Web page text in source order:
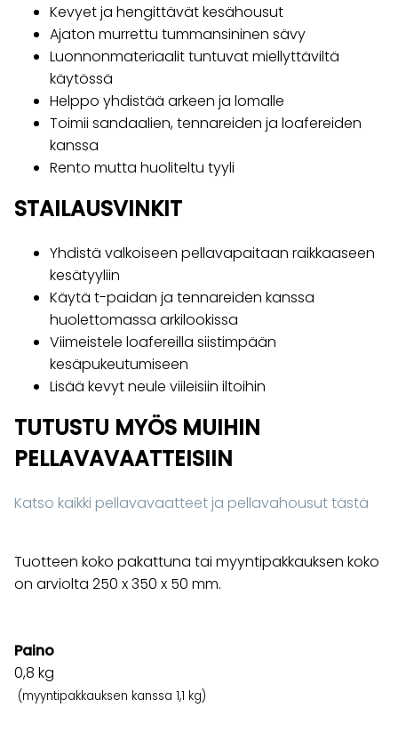
Kevyet ja hengittävät kesähousut
Ajaton murrettu tummansininen sävy
Luonnonmateriaalit tuntuvat miellyttäviltä
käytössä
Helppo yhdistää arkeen ja lomalle
Toimii sandaalien, tennareiden ja loafereiden
kanssa
Rento mutta huoliteltu tyyli
STAILAUSVINKIT
Yhdistä valkoiseen pellavapaitaan raikkaaseen
kesätyyliin
Käytä t-paidan ja tennareiden kanssa
huolettomassa arkilookissa
Viimeistele loafereilla siistimpään
kesäpukeutumiseen
Lisää kevyt neule viileisiin iltoihin
TUTUSTU MYÖS MUIHIN
PELLAVAVAATTEISIIN
Katso kaikki pellavavaatteet ja pellavahousut tästä
Tuotteen koko pakattuna tai myyntipakkauksen koko
on arviolta 250 x 350 x 50 mm.
Paino
0,8 kg
(myyntipakkauksen kanssa 1,1 kg)